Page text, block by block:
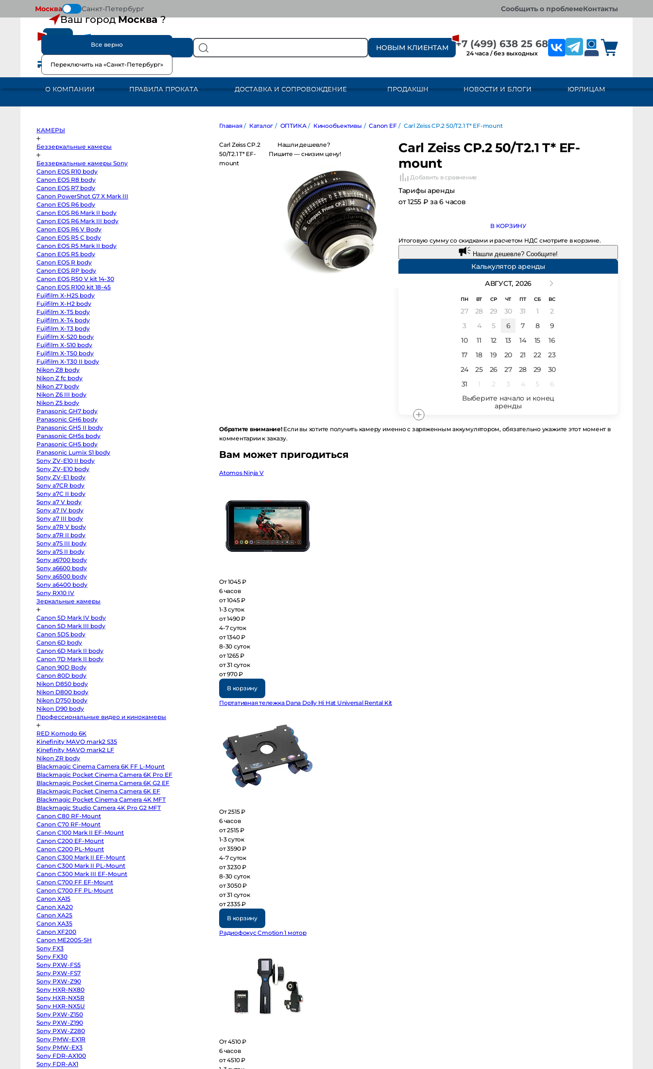
Москва Санкт-Петербург
Ваш городМосква?
Все верно
Переключить на «Санкт-Петербург»
сообщить о проблеме контакты
КАМЕРЫ
Беззеркальные
Беззеркальные
Sony
R8
body
EOS
G7
X
III
Canon
EOS
EOS
R6
EOS
R6
Mark
Canon
EOS
X-
X-
T30
II
Nikon
Z8
body
Nikon
Z
fc
body
Nikon
Z7
Z6
III
body
Panasonic
GH7
body
Panasonic
GH6
body
НОВЫМ КЛИЕНТАМ +7 (499) 638 25 68
24 часа / без выходных
О КОМПАНИИ ПРАВИЛА ПРОКАТА ДОСТАВКА И СОПРОВОЖДЕНИЕ ПРОДАКШН НОВОСТИ И БЛОГИ ЮРЛИЦАМ
КАМЕРЫ
Беззеркальные камеры
Беззеркальные камеры Sony
Canon EOS R10 body
Canon EOS R8 body
Canon EOS R7 body
Canon PowerShot G7 X Mark III
Canon EOS R6 body
Canon EOS R6 Mark II body
Canon EOS R6 Mark III body
Canon EOS R6 V Body
Canon EOS R5 C body
Canon EOS R5 Mark II body
Canon EOS R5 body
Canon EOS R body
Canon EOS RP body
Canon EOS R50 V kit 14-30
Canon EOS R100 kit 18-45
Fujifilm X-H2S body
Fujifilm X-H2 body
Fujifilm X-T5 body
Fujifilm X-T4 body
Fujifilm X-T3 body
Fujifilm X-S20 body
Fujifilm X-S10 body
Fujifilm X-T50 body
Fujifilm X-T30 II body
Nikon Z8 body
Nikon Z fc body
Nikon Z7 body
Nikon Z6 III body
Nikon Z5 body
Panasonic GH7 body
Panasonic GH6 body
Panasonic GH5 II body
Panasonic GH5s body
Panasonic GH5 body
Panasonic Lumix S1 body
Sony ZV-E10 II body
Sony ZV-E10 body
Sony ZV-E1 body
Sony a7CR body
Sony a7C II body
Sony a7 V body
Sony a7 IV body
Sony a7 III body
Sony a7R V body
Sony a7R II body
Sony a7S III body
Sony a7S II body
Sony a6700 body
Sony a6600 body
Sony a6500 body
Sony a6400 body
Sony RX10 IV
Зеркальные камеры
Canon 5D Mark IV body
Canon 5D Mark III body
Canon 5DS body
Canon 6D body
Canon 6D Mark II body
Canon 7D Mark II body
Canon 90D Body
Canon 80D body
Nikon D850 body
Nikon D800 body
Nikon D750 body
Nikon D90 body
Профессиональные видео и кинокамеры
RED Komodo 6K
Kinefinity MAVO mark2 S35
Kinefinity MAVO mark2 LF
Nikon ZR body
Blackmagic Cinema Camera 6K FF L-Mount
Blackmagic Pocket Cinema Camera 6K Pro EF
Blackmagic Pocket Cinema Camera 6K G2 EF
Blackmagic Pocket Cinema Camera 6K EF
Blackmagic Pocket Cinema Camera 4K MFT
Blackmagic Studio Camera 4K Pro G2 MFT
Canon C80 RF-Mount
Canon C70 RF-Mount
Canon C100 Mark II EF-Mount
Canon C200 EF-Mount
Canon C200 PL-Mount
Canon C300 Mark II EF-Mount
Canon C300 Mark II PL-Mount
Canon C300 Mark III EF-Mount
Canon C700 FF EF-Mount
Canon C700 FF PL-Mount
Canon XA15
Canon XA20
Canon XA25
Canon XA35
Canon XF200
Canon ME200S-SH
Sony FX3
Sony FX30
Sony PXW-FS5
Sony PXW-FS7
Sony PXW-Z90
Sony HXR-NX80
Sony HXR-NX5R
Sony HXR-NX5U
Sony PXW-Z150
Sony PXW-Z190
Sony PXW-Z280
Sony PMW-EX1R
Sony PMW-EX3
Sony FDR-AX100
Sony FDR-AX1
Главная / Каталог / ОПТИКА / Кинообъективы / Canon EF / Carl Zeiss CP.2 50/T2.1 T* EF-mount
Carl Zeiss CP.2
50/T2.1 T* EF-mount
Нашли дешевле?
Пишите — снизим цену!
Carl Zeiss CP.2 50/T2.1 T* EF-
mount
Добавить в сравнение
Тарифы аренды
от 1255 ₽ за 6 часов
В КОРЗИНУ
Итоговую сумму со скидками и расчетом НДС смотрите в корзине.
Нашли дешевле? Сообщите!
Калькулятор аренды
АВГУСТ, 2026
ПН ВТ СР ЧТ ПТ СБ ВС
27 28 29 30 31 1
2
3
4 5 6 7 8
9
10
11 12 13 14 15
16
17
18 19 20 21 22
23
24
25 26 27 28 29
30
31
1 2 3 4 5 6
Обратите внимание!Если вы хотите получить камеру именно с заряженным аккумулятором, обязательно укажите этот момент в
комментарии к заказу.
Вам может пригодиться
Atomos Ninja V
От 1045 ₽
6 часов
от 1045 ₽
1-3 суток
от 1490 ₽
4-7 суток
от 1340 ₽
8-30 суток
от 1265 ₽
от 31 суток
от 970 ₽
В корзину
Портативная тележка Dana Dolly Hi Hat Universal Rental Kit
От 2515 ₽
6 часов
от 2515 ₽
1-3 суток
от 3590 ₽
4-7 суток
от 3230 ₽
8-30 суток
от 3050 ₽
от 31 суток
от 2335 ₽
В корзину
Радиофокус Cmotion 1 мотор
От 4510 ₽
6 часов
от 4510 ₽